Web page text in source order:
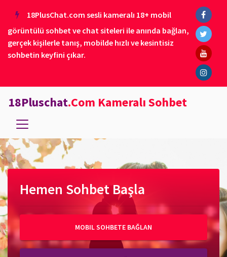
18PlusChat.com sesli kameralı 18+ mobil
görüntülü sohbet ve chat siteleri ile anında bağlan,
gerçek kişilerle tanış, mobilde hızlı ve kesintisiz
sohbetin keyfini çıkar.
18Pluschat.Com Kameralı Sohbet
Hemen Sohbet Başla
MOBIL SOHBETE BAĞLAN